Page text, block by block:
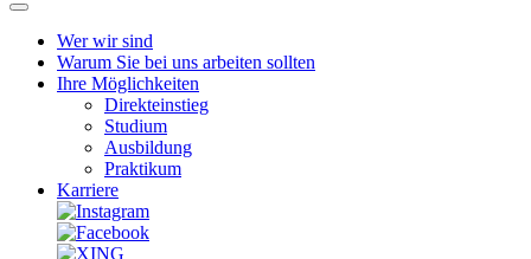
Wer wir sind
Warum Sie bei uns arbeiten sollten
Ihre Möglichkeiten
Direkteinstieg
Studium
Ausbildung
Praktikum
Karriere